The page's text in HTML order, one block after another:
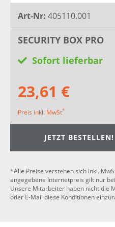
Art-Nr: 405110.001
SECURITY BOX PRO
Sofort lieferbar
23,61 €
Preis inkl. MwSt*
JETZT BESTELLEN!
*Alle Preise verstehen sich inkl.
angegebene Internetpreis gilt nur
Unsere Mitarbeiter haben nicht die
oder E-Mail diese Konditionen